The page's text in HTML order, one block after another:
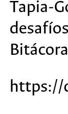
Tapia-
https://